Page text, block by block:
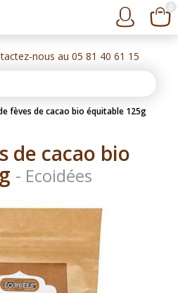
nous au 05 81 40 61 15
fèves de cacao bio équitable 125g
de cacao bio
- Ecoidées
0